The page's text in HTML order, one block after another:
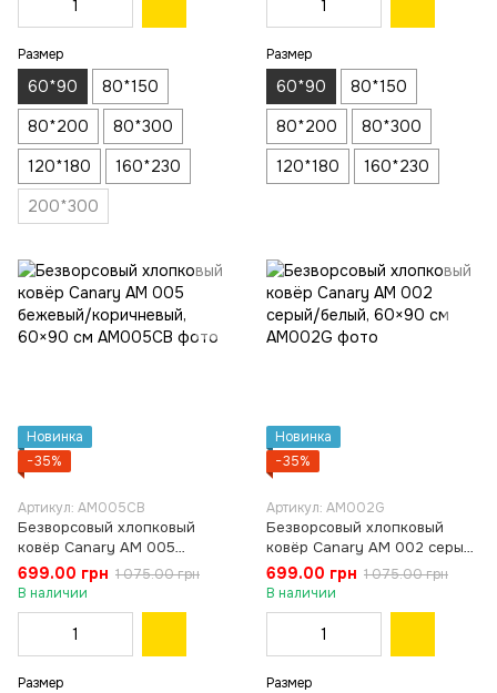
Размер
60*90
80*150
80*200
80*300
120*180
160*230
200*300
Размер
60*90
80*150
80*200
80*300
120*180
160*230
Новинка
−35%
Артикул: AM005CB
Безворсовый хлопковый
ковёр Canary AM 005
бежевый/коричневый, 60×90
см
699.00 грн 1 075.00 грн
В наличии
Размер
Новинка
−35%
Артикул: AM002G
Безворсовый хлопковый
ковёр Canary AM 002 серый/
белый, 60×90 см
699.00 грн 1 075.00 грн
В наличии
Размер